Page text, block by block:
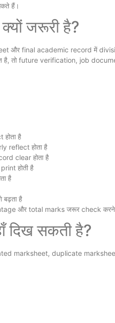
हैं।
जरूरी है?
और final academic record में
है, तो future verification, job
है
reflect होता है
clear होता है
होती है
है
है
और total marks जरूर check करने
सकती है?
marksheet, duplicate